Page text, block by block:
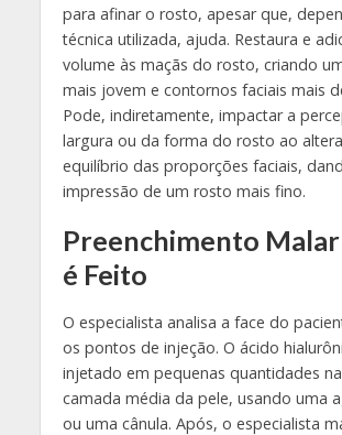
para afinar o rosto, apesar que,
técnica utilizada, ajuda. Restaura e
volume às maçãs do rosto, criando
mais jovem e contornos faciais mais
Pode, indiretamente, impactar a
largura ou da forma do rosto ao
equilíbrio das proporções faciais,
impressão de um rosto mais fino.
Preenchimento
é Feito
O especialista analisa a face do
os pontos de injeção. O ácido
injetado em pequenas quantidades
camada média da pele, usando uma
ou uma cânula. Após, o especialista